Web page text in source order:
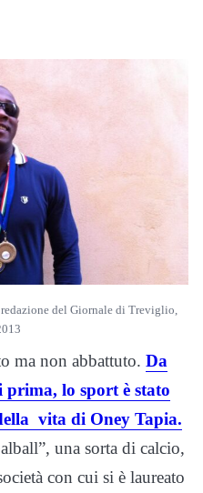
del Giornale di Treviglio,
ma non abbattuto. Da
lo sport è stato
vita di Oney Tapia.
una sorta di calcio,
con cui si è laureato